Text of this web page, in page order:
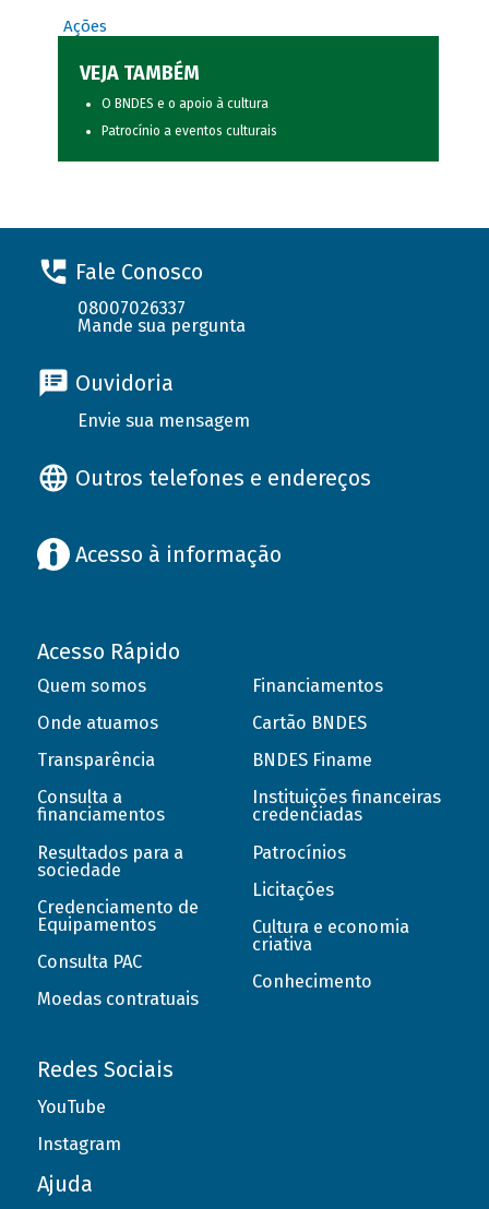
Ações
VEJA TAMBÉM
O BNDES e o apoio à cultura
Patrocínio a eventos culturais
Fale Conosco
08007026337
Mande sua pergunta
Ouvidoria
Envie sua mensagem
Outros telefones e endereços
Acesso à informação
Acesso Rápido
Quem somos
Onde atuamos
Transparência
Consulta a
financiamentos
Resultados para a
sociedade
Credenciamento de
Equipamentos
Consulta PAC
Moedas contratuais
Financiamentos
Cartão BNDES
BNDES Finame
Instituições financeiras
credenciadas
Patrocínios
Licitações
Cultura e economia
criativa
Conhecimento
Redes Sociais
YouTube
Instagram
Ajuda